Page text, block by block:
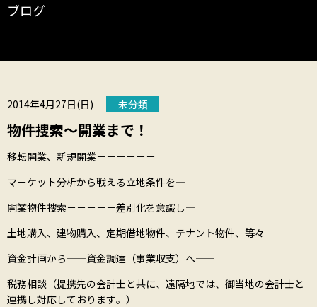
ブログ
2014年4月27日(日) 未分類
物件捜索～開業まで！
移転開業、新規開業－－－－－－
マーケット分析から――――――戦える立地条件を――――
開業物件捜索－－－－－差別化を意識し――――
土地購入、建物購入、定期借地物件、テナント物件、等々
資金計画から―――――資金調達（事業収支）へ―――――
税務相談（提携先の会計士と共に、遠隔地では、御当地の会計士と
連携し対応しております。）